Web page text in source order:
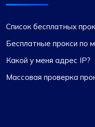
Список бесплатных
Бесплатные прокси по
Какой у меня адрес IP?
Массовая проверка